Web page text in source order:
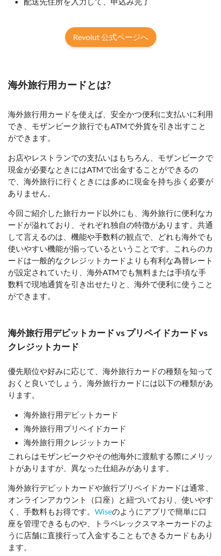
Revolut 公式ページへ
海外旅行用カードとは?
海外旅行用カードを使えば、安全かつ便利に支払いに利用
でき、モザンビーク旅行でもATMで外貨を引き出すこと
ができます。
お店やレストランでの支払いはもちろん、モザンビークで
現金が必要なときにはATMで出金することができるの
で、海外旅行に行くときには多めに現金を持ち歩く必要が
ありません。
今回ご紹介した旅行カード以外にも、海外旅行に便利なカ
ードが溢れており、それぞれ独自の特徴があります。共通
して言えるのは、機能や手数料の観点で、どれも海外でも
使いやすい機能が揃っているということです。これらのカ
ードは一般的なクレジットカードよりも有利な為替レート
が設定されていたり、海外ATMでも無料または手頃な手
数料で現地通貨を引き出せたりと、海外で便利に使うこと
ができます。
海外旅行用デビットカード vs プリペイドカード vs
クレジットカード
優先順位や好みに応じて、海外旅行カードの種類を知って
おくと良いでしょう。海外旅行カードには以下の種類があ
ります。
海外旅行用デビットカード
海外旅行用プリペイドカード
海外旅行用クレジットカード
これらはモザンビークやその他海外に渡航する際にメリッ
トがありますが、異なった仕組みがあります。
海外旅行デビットカードや旅行プリペイドカードは通常、
オンラインアカウント（口座）と紐づいており、使いやす
く、手数料もお得です。 Wiseのようにアプリで簡単に口
座を管理できるものや、トラベレックスマネーカードのよ
うに店舗に直接行って入金することもできるカードもあり
ます。